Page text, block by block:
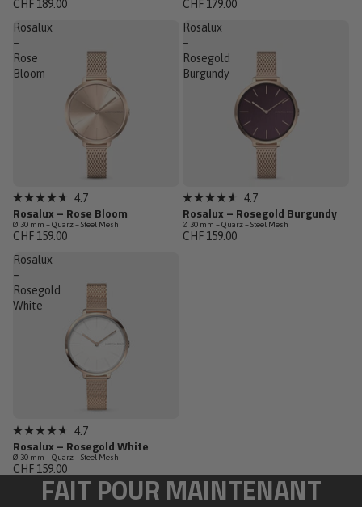
5
étoiles
CHF 189.00
5
étoiles
CHF 179.00
Rosalux
–
Rose
Bloom
Dernières pièces
Noté
4.7
sur
5
étoiles
4.7
Rosalux – Rose Bloom
Ø 30 mm – Quarz – Steel Mesh
CHF 159.00
Rosalux
–
Rosegold
Burgundy
Dernières pièces
Noté
4.7
sur
5
4.7
Rosalux – Rosegold Burgundy
Ø 30 mm – Quarz – Steel Mesh
CHF 159.00
Rosalux
–
Rosegold
White
Épuisé
4.7
sur
5
étoiles
4.7
Rosalux – Rosegold White
Ø 30 mm – Quarz – Steel Mesh
CHF 159.00
FAIT POUR MAINTENANT